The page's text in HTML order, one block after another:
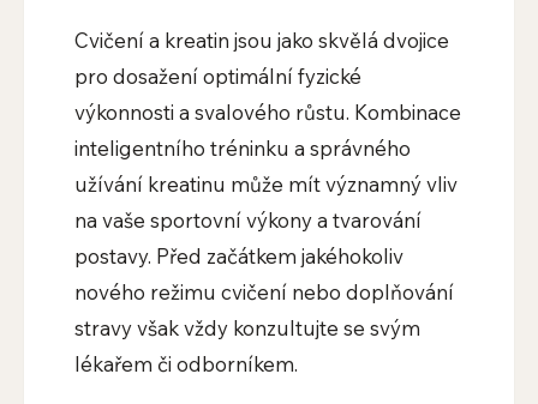
Cvičení a kreatin jsou jako skvělá dvojice
pro dosažení optimální fyzické
výkonnosti a svalového růstu. Kombinace
inteligentního tréninku a správného
užívání kreatinu může mít významný vliv
na vaše sportovní výkony a tvarování
postavy. Před začátkem jakéhokoliv
nového režimu cvičení nebo doplňování
stravy však vždy konzultujte se svým
lékařem či odborníkem.